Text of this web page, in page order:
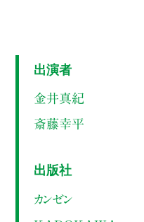
出演者
金井真紀
斎藤幸平
出版社
カンゼン